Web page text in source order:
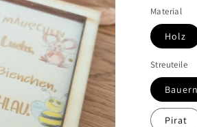
Material
Holz
Streuteile
Pirat